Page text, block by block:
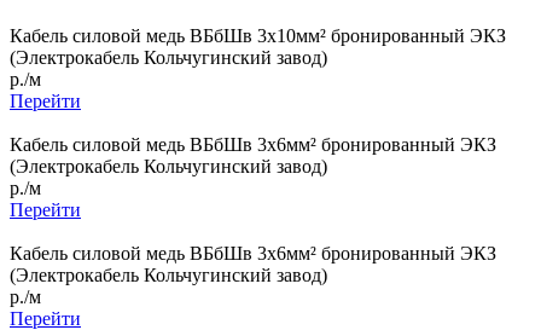
Кабель силовой медь ВБбШв 3x10мм² бронированный ЭКЗ
(Электрокабель Кольчугинский завод)
р./м
Перейти
Кабель силовой медь ВБбШв 3x6мм² бронированный ЭКЗ
(Электрокабель Кольчугинский завод)
р./м
Перейти
Кабель силовой медь ВБбШв 3x6мм² бронированный ЭКЗ
(Электрокабель Кольчугинский завод)
р./м
Перейти